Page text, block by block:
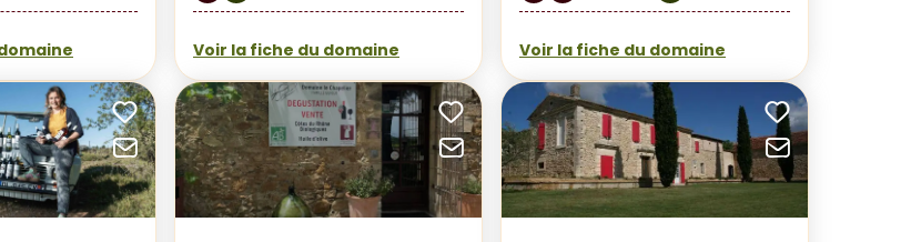
Voir la fiche du domaine Voir la fiche du domaine
Ajouter aux favoris
Envoyer par mail
Ajouter aux favoris
Envoyer par mail
Ajouter
Envoyer